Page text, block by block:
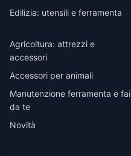
Edilizia: utensili e ferramenta
Agricoltura: attrezzi e
accessori
Accessori per animali
Manutenzione ferramenta e fai
da te
Novità